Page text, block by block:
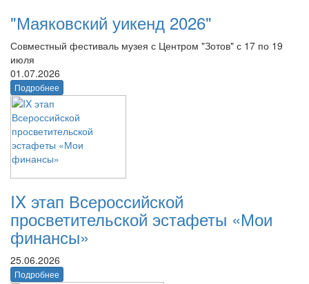
"Маяковский уикенд 2026"
Совместный фестиваль музея с Центром "Зотов" с 17 по 19
июля
01.07.2026
Подробнее
IX этап Всероссийской
просветительской эстафеты «Мои
финансы»
25.06.2026
Подробнее